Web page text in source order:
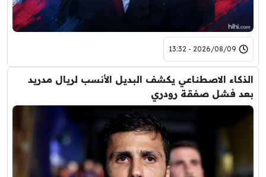
2026/08/09 - 13:32
الذكاء الاصطناعي يكشف البديل الأنسب لريال مدريد
بعد فشل صفقة رودري